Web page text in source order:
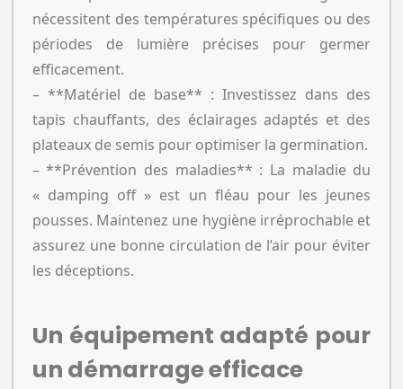
nécessitent des températures spécifiques ou des
périodes de lumière précises pour germer
efficacement.
– **Matériel de base** : Investissez dans des
tapis chauffants, des éclairages adaptés et des
plateaux de semis pour optimiser la germination.
– **Prévention des maladies** : La maladie du
« damping off » est un fléau pour les jeunes
pousses. Maintenez une hygiène irréprochable et
assurez une bonne circulation de l’air pour éviter
les déceptions.
Un équipement adapté pour
un démarrage efficace